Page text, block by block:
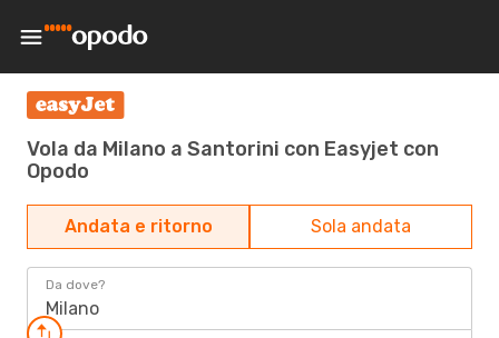
Vola da Milano a Santorini con Easyjet con
Opodo
Andata e ritorno Sola andata
Da dove?
Milano